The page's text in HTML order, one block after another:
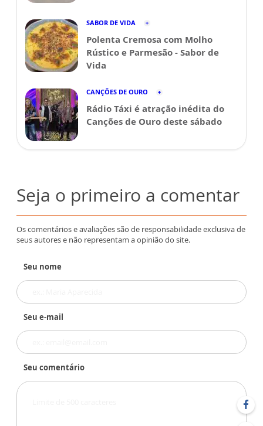
SABOR DE VIDA
Polenta Cremosa com Molho
Rústico e Parmesão - Sabor de
Vida
CANÇÕES DE OURO
Rádio Táxi é atração inédita do
Canções de Ouro deste sábado
Seja o primeiro a comentar
Os comentários e avaliações são de responsabilidade exclusiva de
seus autores e não representam a opinião do site.
Seu nome
Seu e-mail
Seu comentário